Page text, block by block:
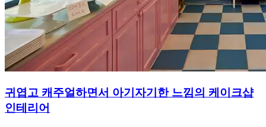
귀엽고 캐주얼하면서 아기자기한 느낌의 케이크샵
인테리어